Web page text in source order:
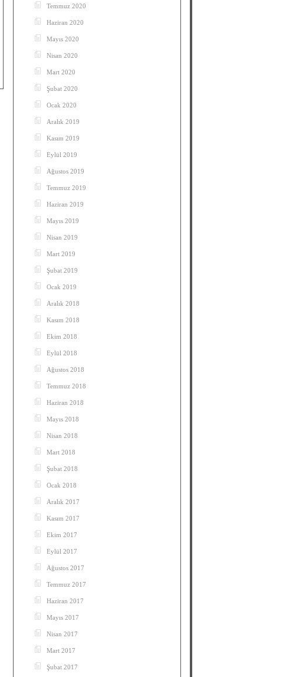
Temmuz 2020
Haziran 2020
Mayıs 2020
Nisan 2020
Mart 2020
Şubat 2020
Ocak 2020
Aralık 2019
Kasım 2019
Eylül 2019
Ağustos 2019
Temmuz 2019
Haziran 2019
Mayıs 2019
Nisan 2019
Mart 2019
Şubat 2019
Ocak 2019
Aralık 2018
Kasım 2018
Ekim 2018
Eylül 2018
Ağustos 2018
Temmuz 2018
Haziran 2018
Mayıs 2018
Nisan 2018
Mart 2018
Şubat 2018
Ocak 2018
Aralık 2017
Kasım 2017
Ekim 2017
Eylül 2017
Ağustos 2017
Temmuz 2017
Haziran 2017
Mayıs 2017
Nisan 2017
Mart 2017
Şubat 2017